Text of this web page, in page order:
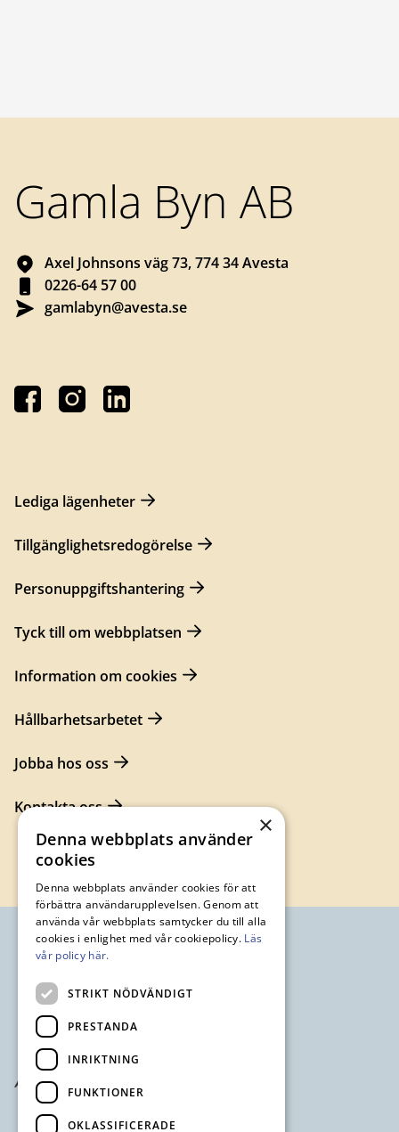
Gamla Byn AB
Axel Johnsons väg 73, 774 34 Avesta
0226-64 57 00
gamlabyn@avesta.se
Lediga lägenheter
Tillgänglighetsredogörelse
Personuppgiftshantering
Tyck till om webbplatsen
Information om cookies
Hållbarhetsarbetet
Jobba hos oss
Kontakta oss
×
Denna webbplats använder
cookies
Denna webbplats använder cookies för att
förbättra användarupplevelsen. Genom att
använda vår webbplats samtycker du till alla
cookies i enlighet med vår cookiepolicy. Läs
vår policy här.
STRIKT NÖDVÄNDIGT
PRESTANDA
INRIKTNING
FUNKTIONER
OKLASSIFICERADE